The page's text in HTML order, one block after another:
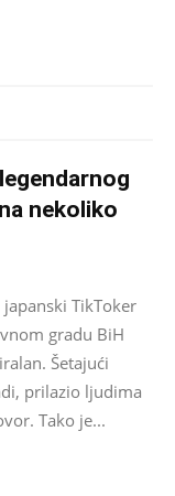
nekoliko
TikToker
gradu BiH
Šetajući
prilazio ljudima
Tako je...